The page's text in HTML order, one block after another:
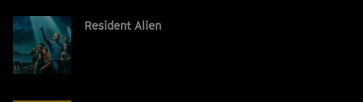
Resident Alien